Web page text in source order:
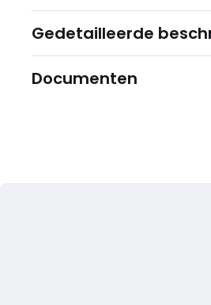
Gedetailleerde
Documenten